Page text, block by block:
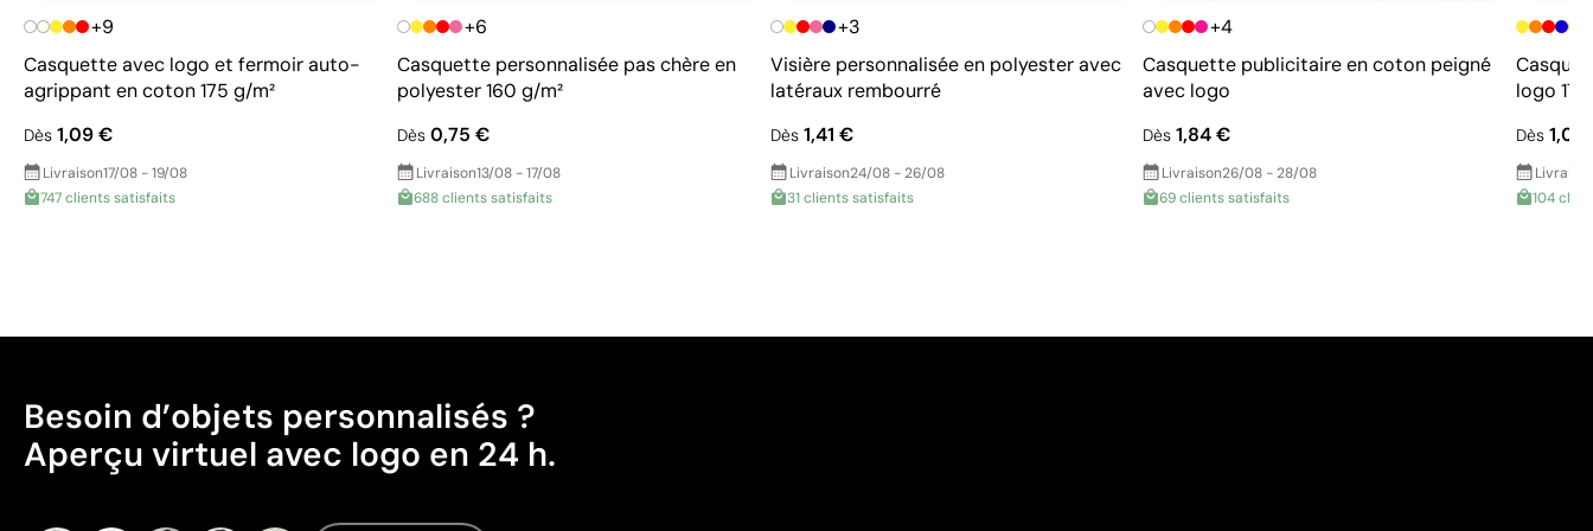
+9
Casquette avec logo et fermoir auto-
agrippant en coton 175 g/m²
Dès 1,09 €
Livraison17/08 - 19/08
747 clients satisfaits
+6
Casquette personnalisée pas chère en
polyester 160 g/m²
Dès0,75 €
Livraison13/08 - 17/08
688 clients satisfaits
+3
Visière personnalisée en polyester avec
latéraux rembourré
Dès1,41 €
Livraison24/08 - 26/08
31 clients satisfaits
+4
Casquette publicitaire en coton peigné
avec logo
Dès 1,84 €
Livraison26/08 - 28/08
69 clients satisfaits
logo
Dès 1,08
104
Besoin d’objets personnalisés ?
Aperçu virtuel avec logo en 24 h.